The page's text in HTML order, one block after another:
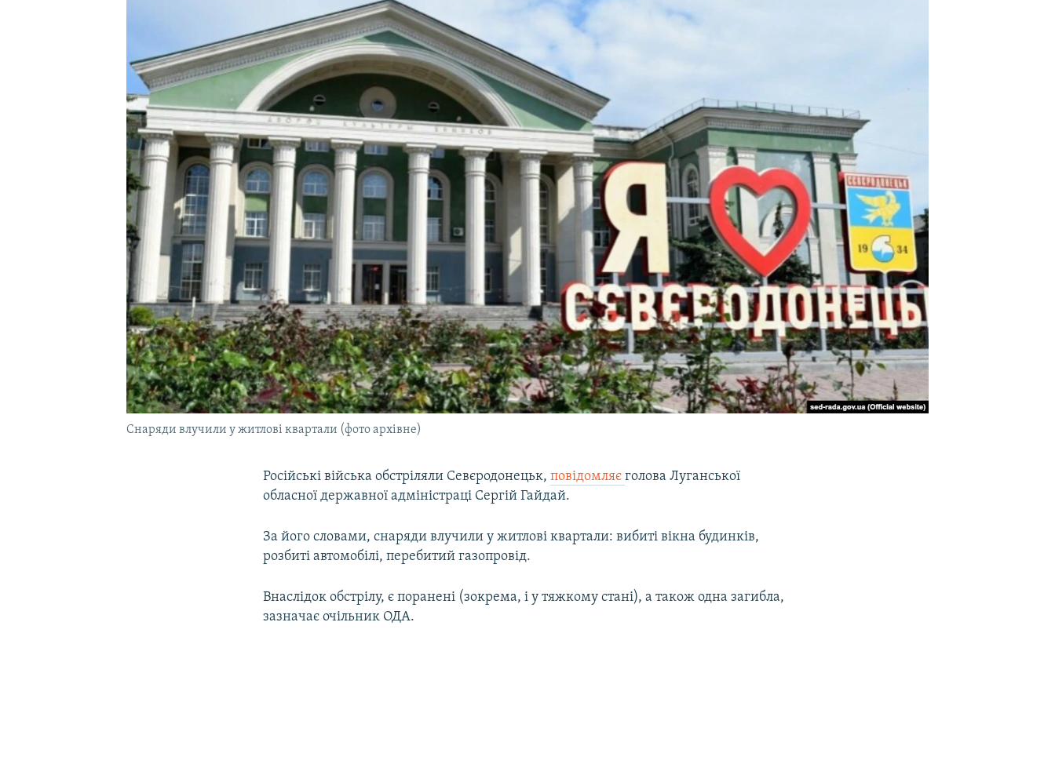
Снаряди влучили у житлові квартали (фото архівне)
Російські війська обстріляли Севєродонецьк,повідомляєголова Луганської
обласної державної адміністраці Сергій Гайдай.
За його словами, снаряди влучили у житлові квартали: вибиті вікна будинків,
розбиті автомобілі, перебитий газопровід.
Внаслідок обстрілу, є поранені (зокрема, і у тяжкому стані), а також одна загибла,
зазначає очільник ОДА.